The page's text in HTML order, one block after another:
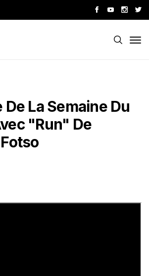
La Semaine Du
"Run" De